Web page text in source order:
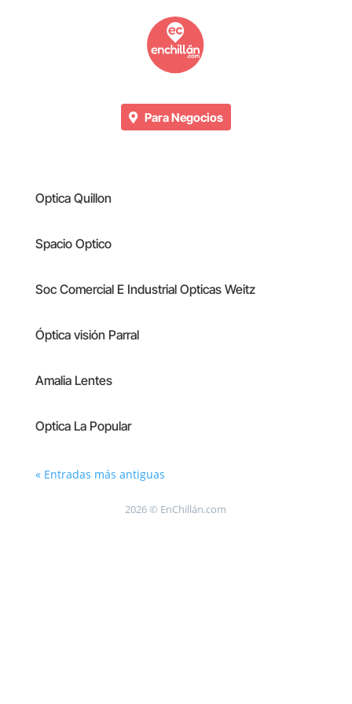
Para Negocios
Optica Quillon
Spacio Optico
Soc Comercial E Industrial Opticas Weitz
Óptica visión Parral
Amalia Lentes
Optica La Popular
« Entradas más antiguas
2026 © EnChillán.com